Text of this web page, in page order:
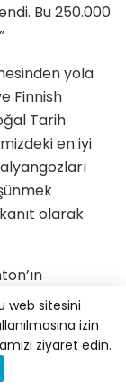
Bu 250.000
yola
Finnish
Tarih
en iyi
olarak
verildi.
verilere
bilmiyoruz,
web sitesini
izin
ziyaret edin.